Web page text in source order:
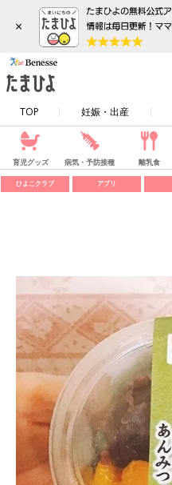
×
TOP 妊娠・出産
育児グッズ 病気・予防接種 離乳食
ひよこクラブ アプリ